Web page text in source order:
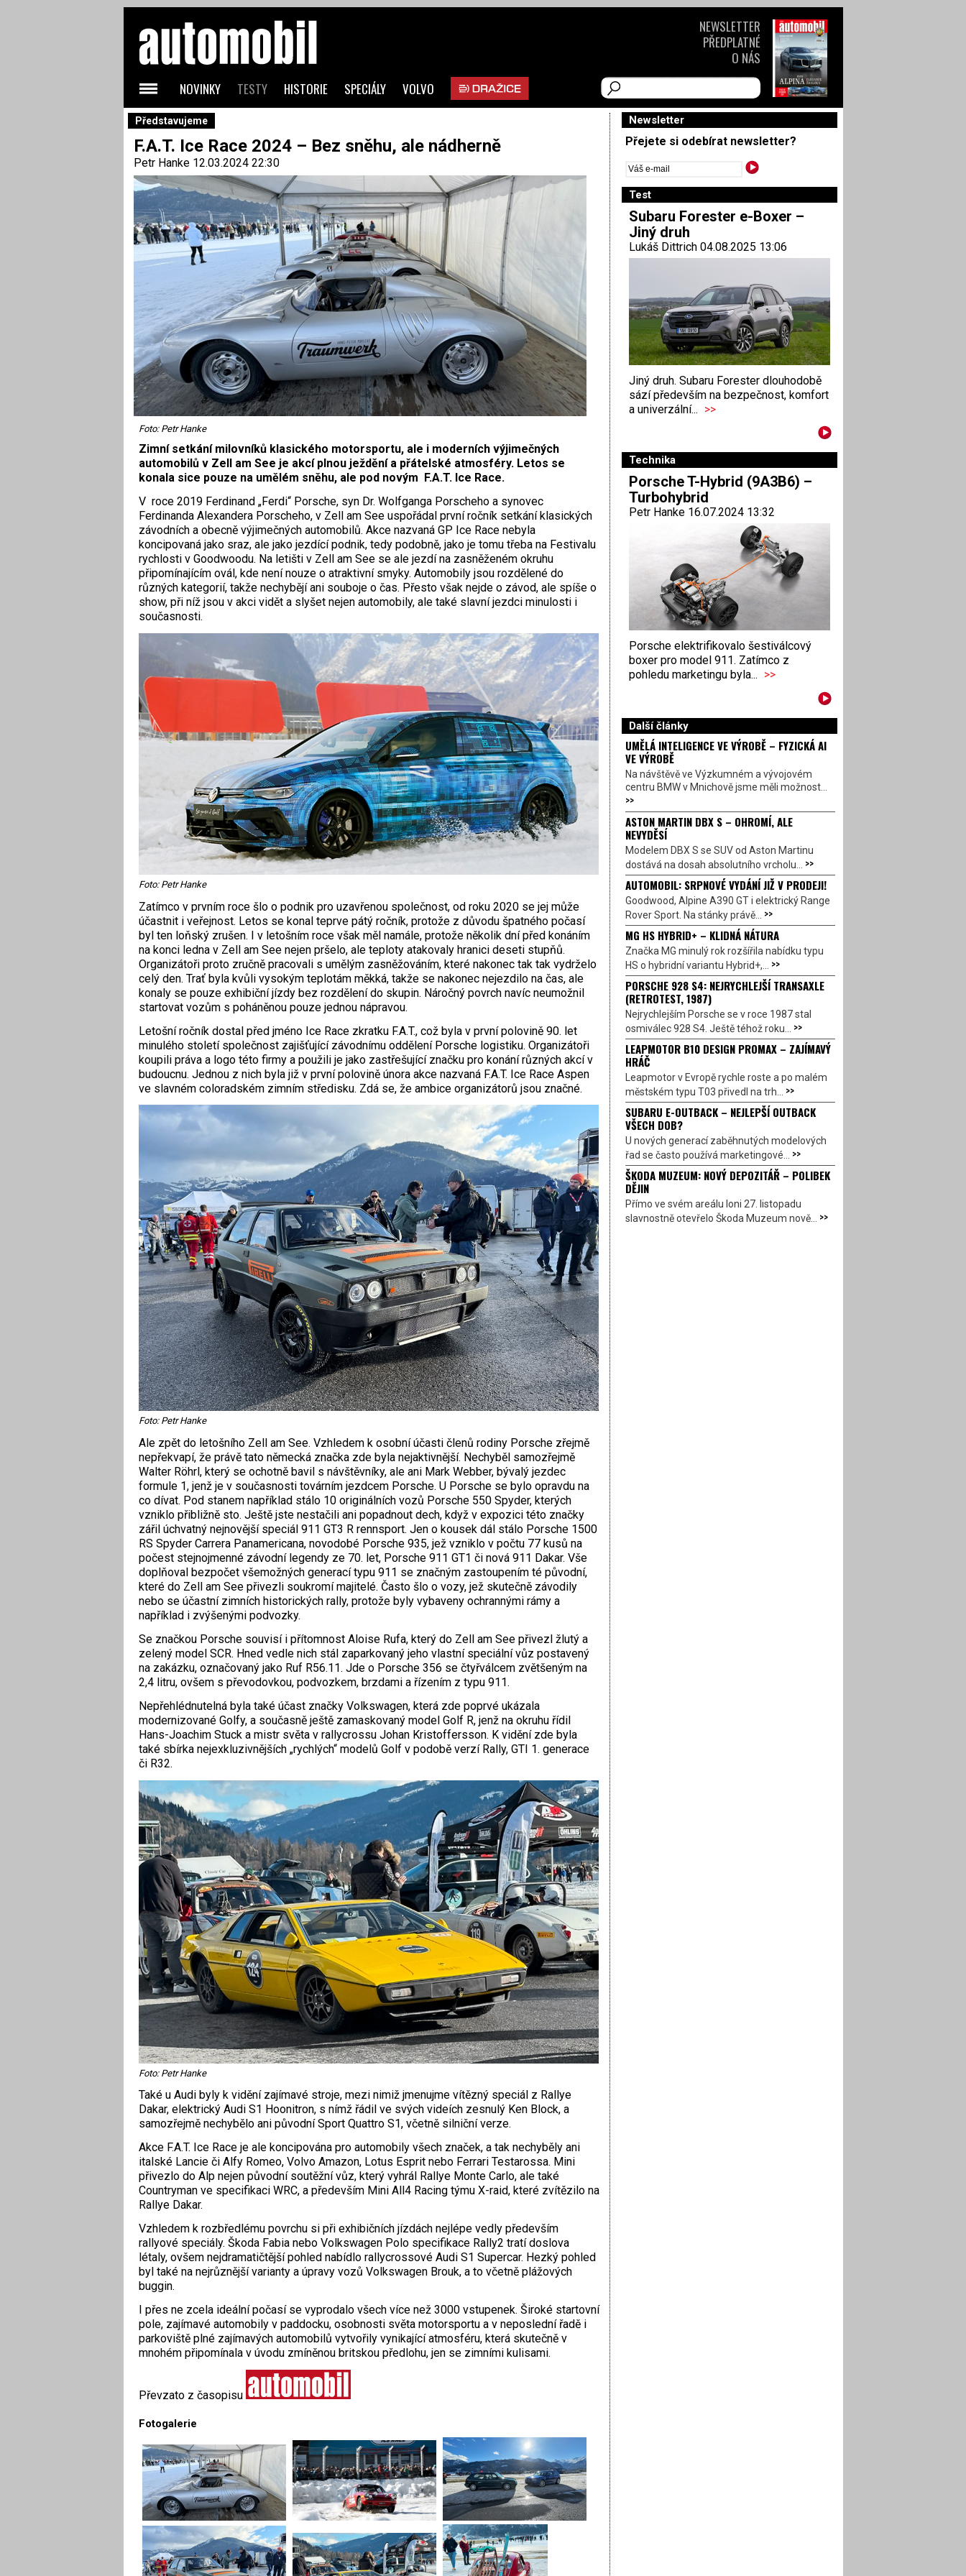
Představujeme
F.A.T. Ice Race 2024 – Bez sněhu, ale nádherně
Petr Hanke12.03.2024 22:30
Foto: Petr Hanke
Zimní setkání milovníků klasického motorsportu, ale i moderních výjimečných
automobilů v Zell am See je akcí plnou ježdění a přátelské atmosféry. Letos se
konala sice pouze na umělém sněhu, ale pod novým F.A.T. Ice Race.
V roce 2019 Ferdinand „Ferdi“ Porsche, syn Dr. Wolfganga Porscheho a synovec
Ferdinanda Alexandera Porscheho, v Zell am See uspořádal první ročník setkání klasických
závodních a obecně výjimečných automobilů. Akce nazvaná GP Ice Race nebyla
koncipovaná jako sraz, ale jako jezdící podnik, tedy podobně, jako je tomu třeba na Festivalu
rychlosti v Goodwoodu. Na letišti v Zell am See se ale jezdí na zasněženém okruhu
připomínajícím ovál, kde není nouze o atraktivní smyky. Automobily jsou rozdělené do
různých kategorií, takže nechybějí ani souboje o čas. Přesto však nejde o závod, ale spíše o
show, při níž jsou v akci vidět a slyšet nejen automobily, ale také slavní jezdci minulosti i
současnosti.
Foto: Petr Hanke
Zatímco v prvním roce šlo o podnik pro uzavřenou společnost, od roku 2020 se jej může
účastnit i veřejnost. Letos se konal teprve pátý ročník, protože z důvodu špatného počasí
byl ten loňský zrušen. I v letošním roce však měl namále, protože několik dní před konáním
na konci ledna v Zell am See nejen pršelo, ale teploty atakovaly hranici deseti stupňů.
Organizátoři proto zručně pracovali s umělým zasněžováním, které nakonec tak tak vydrželo
celý den. Trať byla kvůli vysokým teplotám měkká, takže se nakonec nejezdilo na čas, ale
konaly se pouze exhibiční jízdy bez rozdělení do skupin. Náročný povrch navíc neumožnil
startovat vozům s poháněnou pouze jednou nápravou.
Letošní ročník dostal před jméno Ice Race zkratku F.A.T., což byla v první polovině 90. let
minulého století společnost zajišťující závodnímu oddělení Porsche logistiku. Organizátoři
koupili práva a logo této firmy a použili je jako zastřešující značku pro konání různých akcí v
budoucnu. Jednou z nich byla již v první polovině února akce nazvaná F.A.T. Ice Race Aspen
ve slavném coloradském zimním středisku. Zdá se, že ambice organizátorů jsou značné.
Foto: Petr Hanke
Ale zpět do letošního Zell am See. Vzhledem k osobní účasti členů rodiny Porsche zřejmě
nepřekvapí, že právě tato německá značka zde byla nejaktivnější. Nechyběl samozřejmě
Walter Röhrl, který se ochotně bavil s návštěvníky, ale ani Mark Webber, bývalý jezdec
formule 1, jenž je v současnosti továrním jezdcem Porsche. U Porsche se bylo opravdu na
co dívat. Pod stanem například stálo 10 originálních vozů Porsche 550 Spyder, kterých
vzniklo přibližně sto. Ještě jste nestačili ani popadnout dech, když v expozici této značky
zářil úchvatný nejnovější speciál 911 GT3 R rennsport. Jen o kousek dál stálo Porsche 1500
RS Spyder Carrera Panamericana, novodobé Porsche 935, jež vzniklo v počtu 77 kusů na
počest stejnojmenné závodní legendy ze 70. let, Porsche 911 GT1 či nová 911 Dakar. Vše
doplňoval bezpočet všemožných generací typu 911 se značným zastoupením té původní,
které do Zell am See přivezli soukromí majitelé. Často šlo o vozy, jež skutečně závodily
nebo se účastní zimních historických rally, protože byly vybaveny ochrannými rámy a
například i zvýšenými podvozky.
Se značkou Porsche souvisí i přítomnost Aloise Rufa, který do Zell am See přivezl žlutý a
zelený model SCR. Hned vedle nich stál zaparkovaný jeho vlastní speciální vůz postavený
na zakázku, označovaný jako Ruf R56.11. Jde o Porsche 356 se čtyřválcem zvětšeným na
2,4 litru, ovšem s převodovkou, podvozkem, brzdami a řízením z typu 911.
Nepřehlédnutelná byla také účast značky Volkswagen, která zde poprvé ukázala
modernizované Golfy, a současně ještě zamaskovaný model Golf R, jenž na okruhu řídil
Hans-Joachim Stuck a mistr světa v rallycrossu Johan Kristoffersson. K vidění zde byla
také sbírka nejexkluzivnějších „rychlých“ modelů Golf v podobě verzí Ral­ly, GTI 1. generace
či R32.
Foto: Petr Hanke
Také u Audi byly k vidění zajímavé stroje, mezi nimiž jmenujme vítězný speciál z Ral­lye
Dakar, elektrický Audi S1 Hoonitron, s nímž řádil ve svých videích zesnulý Ken Block, a
samozřejmě nechybělo ani původní Sport Quattro S1, včetně silniční verze.
Akce F.A.T. Ice Race je ale koncipována pro automobily všech značek, a tak nechyběly ani
italské Lancie či Alfy Romeo, Volvo Amazon, Lotus Esprit nebo Ferrari Testarossa. Mini
přivezlo do Alp nejen původní soutěžní vůz, který vyhrál Rallye Monte Carlo, ale také
Countryman ve specifikaci WRC, a především Mini All4 Racing týmu X-raid, které zvítězilo na
Rallye Dakar.
Vzhledem k rozbředlému povrchu si při exhibičních jízdách nejlépe vedly především
rallyové speciály. Škoda Fabia nebo Volkswagen Polo specifikace Rally2 tratí doslova
létaly, ovšem nejdramatičtější pohled nabídlo rallycrossové Audi S1 Supercar. Hezký pohled
byl také na nejrůznější varianty a úpravy vozů Volkswagen Brouk, a to včetně plážových
buggin.
I přes ne zcela ideální počasí se vyprodalo všech více než 3000 vstupenek. Široké startovní
pole, zajímavé automobily v paddocku, osobnosti světa motorsportu a v neposlední řadě i
parkoviště plné zajímavých automobilů vytvořily vynikající atmosféru, která skutečně v
mnohém připomínala v úvodu zmíněnou britskou předlohu, jen se zimními kulisami.
Převzato z časopisu
Fotogalerie
Newsletter
Přejete si odebírat newsletter?
Test
Subaru Forester e-Boxer –
Jiný druh
Lukáš Dittrich 04.08.2025 13:06
Jiný druh. Subaru Forester dlouhodobě
sází především na bezpečnost, komfort
a univerzální... >>
Technika
Porsche T-Hybrid (9A3B6) –
Turbohybrid
Petr Hanke 16.07.2024 13:32
Porsche elektrifikovalo šestiválcový
boxer pro model 911. Zatímco z
pohledu marketingu byla... >>
Další články
UMĚLÁ INTELIGENCE VE VÝROBĚ – FYZICKÁ AI
VE VÝROBĚ
Na návštěvě ve Výzkumném a vývojovém
centru BMW v Mnichově jsme měli možnost...
>>
ASTON MARTIN DBX S – OHROMÍ, ALE
NEVYDĚSÍ
Modelem DBX S se SUV od Aston Martinu
dostává na dosah absolutního vrcholu... >>
AUTOMOBIL: SRPNOVÉ VYDÁNÍ JIŽ V PRODEJI!
Goodwood, Alpine A390 GT i elektrický Range
Rover Sport. Na stánky právě... >>
MG HS HYBRID+ – KLIDNÁ NÁTURA
Značka MG minulý rok rozšířila nabídku typu
HS o hybridní variantu Hybrid+,... >>
PORSCHE 928 S4: NEJRYCHLEJŠÍ TRANSAXLE
(RETROTEST, 1987)
Nejrychlejším Porsche se v roce 1987 stal
osmiválec 928 S4. Ještě téhož roku... >>
LEAPMOTOR B10 DESIGN PROMAX – ZAJÍMAVÝ
HRÁČ
Leapmotor v Evropě rychle roste a po malém
městském typu T03 přivedl na trh... >>
SUBARU E-OUTBACK – NEJLEPŠÍ OUTBACK
VŠECH DOB?
U nových generací zaběhnutých modelových
řad se často používá marketingové... >>
ŠKODA MUZEUM: NOVÝ DEPOZITÁŘ – POLIBEK
DĚJIN
Přímo ve svém areálu loni 27. listopadu
slavnostně otevřelo Škoda Muzeum nově... >>
NOVINKY TESTY HISTORIE SPECIÁLY VOLVO
NEWSLETTER
PŘEDPLATNÉ
O NÁS